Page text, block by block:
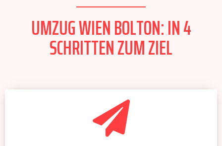
UMZUG WIEN BOLTON: IN 4
SCHRITTEN ZUM ZIEL